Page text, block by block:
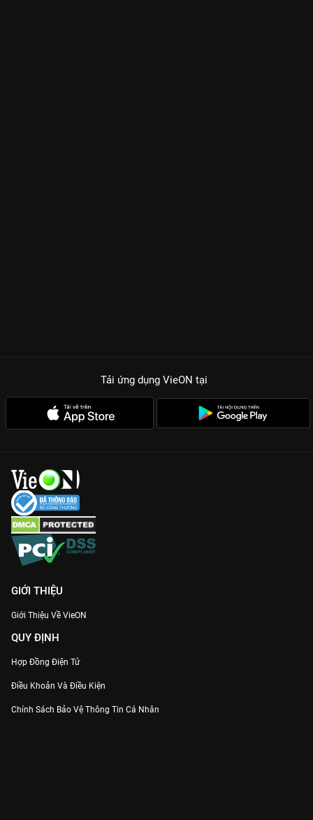
Tải ứng dụng VieON tại
GIỚI THIỆU
Giới Thiệu Về VieON
QUY ĐỊNH
Hợp Đồng Điện Tử
Điều Khoản Và Điều Kiện
Chính Sách Bảo Vệ Thông Tin Cá Nhân